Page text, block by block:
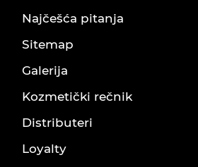
Najčešća pitanja
Sitemap
Galerija
Kozmetički rečnik
Distributeri
Loyalty